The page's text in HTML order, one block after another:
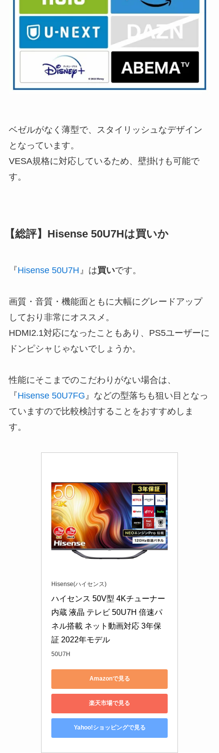
ベゼルがなく薄型で、スタイリッシュなデザイン
となっています。
VESA規格に対応しているため、壁掛けも可能で
す。
【総評】Hisense 50U7Hは買いか
『Hisense 50U7H 』は買いです。
画質・音質・機能面ともに大幅にグレードアップ
しており非常にオススメ。
HDMI2.1対応になったこともあり、PS5ユーザーに
ドンピシャじゃないでしょうか。
性能にそこまでのこだわりがない場合は、
『Hisense 50U7FG』などの型落ちも狙い目となっ
ていますので比較検討することをおすすめしま
す。
Hisense(ハイセンス)
ハイセンス 50V型 4Kチューナー
内蔵 液晶 テレビ 50U7H 倍速パ
ネル搭載 ネット動画対応 3年保
証 2022年モデル
50U7H
Amazonで見る
楽天市場で見る
Yahoo!ショッピングで見る